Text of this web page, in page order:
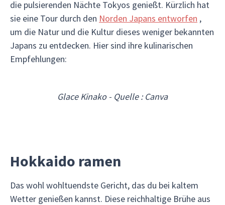
die pulsierenden Nächte Tokyos genießt. Kürzlich hat
sie eine Tour durch den Norden Japans entworfen ,
um die Natur und die Kultur dieses weniger bekannten
Japans zu entdecken. Hier sind ihre kulinarischen
Empfehlungen:
Glace Kinako - Quelle : Canva
Hokkaido ramen
Das wohl wohltuendste Gericht, das du bei kaltem
Wetter genießen kannst. Diese reichhaltige Brühe aus